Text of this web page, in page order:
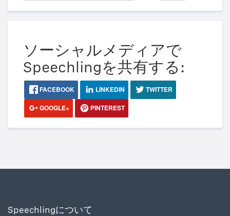
ソーシャルメディアで
Speechlingを共有する:
FACEBOOK LINKEDIN
TWITTER
GOOGLE+
PINTEREST
Speechlingについて